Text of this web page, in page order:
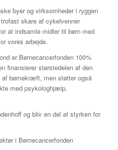
byer og virksomheder i ryggen
skare af cykelvenner
at indsamle midler til børn med
vores arbejde.
er Børnecancerfonden 100%
finansierer størstedelen af den
børnekræft, men støtter også
med psykologhjælp,
og bliv en del af styrken for
i Børnecancerfonden